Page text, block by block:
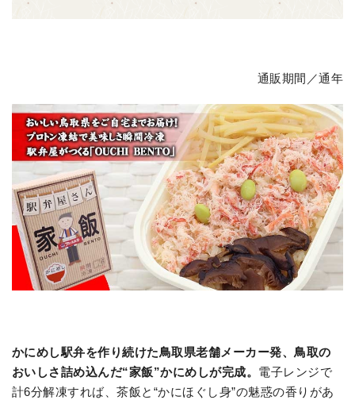
通販期間／通年
かにめし駅弁を作り続けた鳥取県老舗メーカー発、鳥取の
おいしさ詰め込んだ“家飯”かにめしが完成。 電子レンジで
計6分解凍すれば、茶飯と“かにほぐし身”の魅惑の香りがあ